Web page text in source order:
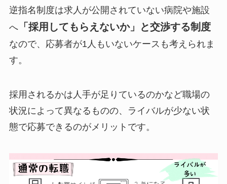
逆指名制度は求人が公開されていない病院や施設
へ「採用してもらえないか」と交渉する制度
なので、応募者が1人もいないケースも考えられま
す。
採用されるかは人手が足りているのかなど職場の
状況によって異なるものの、ライバルが少ない状
態で応募できるのがメリットです。